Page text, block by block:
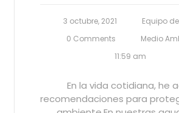
3 octubre, 2021
Equipo
0 Comments
Medio
11:59 am
En la vida cotidiana, he aquí 25
recomendaciones para